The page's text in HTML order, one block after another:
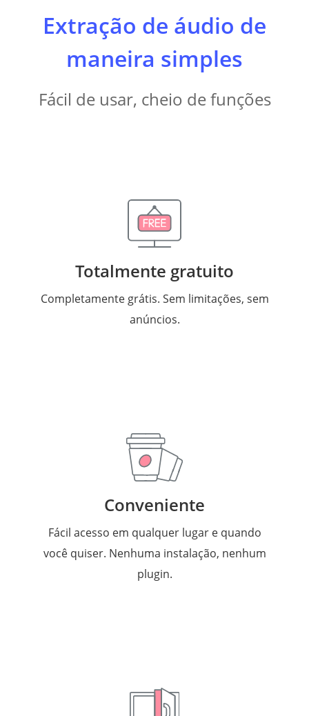
Extração de áudio de
maneira simples
Fácil de usar, cheio de funções
Totalmente gratuito
Completamente grátis. Sem limitações, sem
anúncios.
Conveniente
Fácil acesso em qualquer lugar e quando
você quiser. Nenhuma instalação, nenhum
plugin.